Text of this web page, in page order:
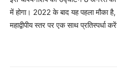
में होगा। 2022 के बाद यह पहला मौका
महाद्वीपीय स्तर पर एक साथ प्रतिस्पर्धा